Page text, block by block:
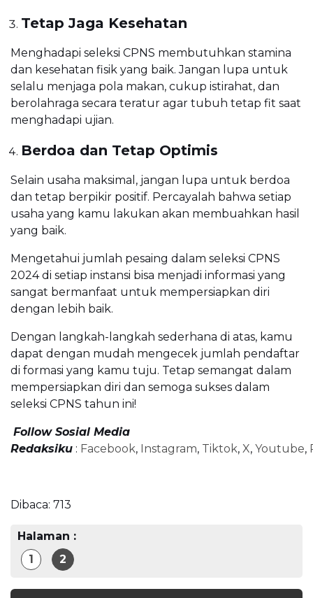
Tetap Jaga Kesehatan
Menghadapi seleksi CPNS membutuhkan stamina
dan kesehatan fisik yang baik. Jangan lupa untuk
selalu menjaga pola makan, cukup istirahat, dan
berolahraga secara teratur agar tubuh tetap fit saat
menghadapi ujian.
Berdoa dan Tetap Optimis
Selain usaha maksimal, jangan lupa untuk berdoa
dan tetap berpikir positif. Percayalah bahwa setiap
usaha yang kamu lakukan akan membuahkan hasil
yang baik.
Mengetahui jumlah pesaing dalam seleksi CPNS
2024 di setiap instansi bisa menjadi informasi yang
sangat bermanfaat untuk mempersiapkan diri
dengan lebih baik.
Dengan langkah-langkah sederhana di atas, kamu
dapat dengan mudah mengecek jumlah pendaftar
di formasi yang kamu tuju. Tetap semangat dalam
mempersiapkan diri dan semoga sukses dalam
seleksi CPNS tahun ini!
Follow Sosial Media
Redaksiku : Facebook, Instagram, Tiktok, X, Youtube,
Dibaca: 713
Halaman :
1
2